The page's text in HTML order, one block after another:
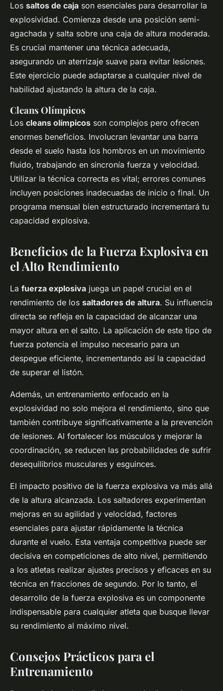
Los saltos de caja son esenciales para desarrollar la
explosividad. Comienza desde una posición semi-
agachada y salta sobre una caja de altura moderada.
Es crucial mantener una técnica adecuada,
asegurando un aterrizaje suave para evitar lesiones.
Este ejercicio puede adaptarse a cualquier nivel de
habilidad ajustando la altura de la caja.
Cleans Olímpicos
Los cleans olímpicos son complejos pero ofrecen
enormes beneficios. Involucran levantar una barra
desde el suelo hasta los hombros en un movimiento
fluido, trabajando en sincronía fuerza y velocidad.
Utilizar la técnica correcta es vital; errores comunes
incluyen posiciones inadecuadas de inicio o final. Un
programa mensual bien estructurado incrementará tu
capacidad explosiva.
Beneficios de la Fuerza Explosiva en
el Alto Rendimiento
La fuerza explosiva juega un papel crucial en el
rendimiento de los saltadores de altura. Su influencia
directa se refleja en la capacidad de alcanzar una
mayor altura en el salto. La aplicación de este tipo de
fuerza potencia el impulso necesario para un
despegue eficiente, incrementando así la capacidad
de superar el listón.
Además, un entrenamiento enfocado en la
explosividad no solo mejora el rendimiento, sino que
también contribuye significativamente a la prevención
de lesiones. Al fortalecer los músculos y mejorar la
coordinación, se reducen las probabilidades de sufrir
desequilibrios musculares y esguinces.
El impacto positivo de la fuerza explosiva va más allá
de la altura alcanzada. Los saltadores experimentan
mejoras en su agilidad y velocidad, factores
esenciales para ajustar rápidamente la técnica
durante el vuelo. Esta ventaja competitiva puede ser
decisiva en competiciones de alto nivel, permitiendo
a los atletas realizar ajustes precisos y eficaces en su
técnica en fracciones de segundo. Por lo tanto, el
desarrollo de la fuerza explosiva es un componente
indispensable para cualquier atleta que busque llevar
su rendimiento al máximo nivel.
Consejos Prácticos para el
Entrenamiento